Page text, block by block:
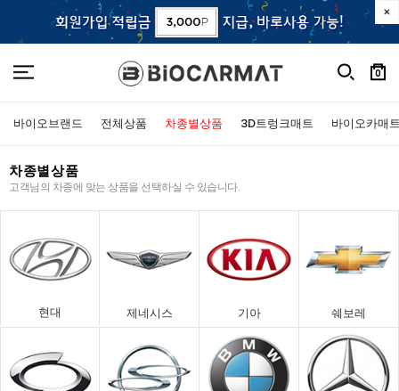
0
바이오브랜드 전체상품 차종별상품 3D트렁크매트 바이오카매
차종별상품
고객님의 차종에 맞는 상품을 선택하실 수 있습니다.
현대 제네시스 기아 쉐보레